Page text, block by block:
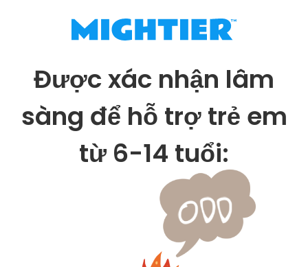
Được xác nhận lâm
sàng để hỗ trợ trẻ em
từ 6-14 tuổi: